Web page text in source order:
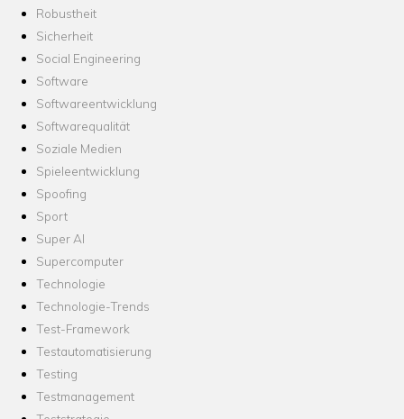
Robustheit
Sicherheit
Social Engineering
Software
Softwareentwicklung
Softwarequalität
Soziale Medien
Spieleentwicklung
Spoofing
Sport
Super AI
Supercomputer
Technologie
Technologie-Trends
Test-Framework
Testautomatisierung
Testing
Testmanagement